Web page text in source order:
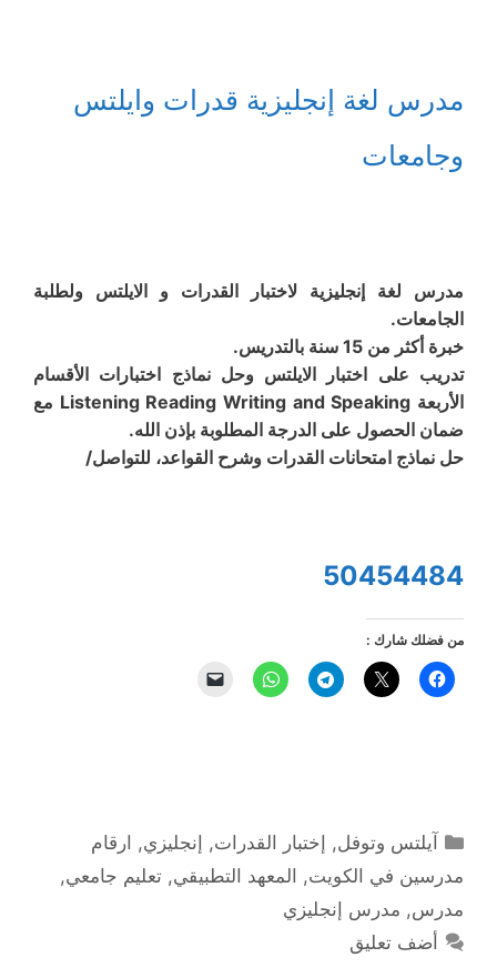
مدرس لغة إنجليزية قدرات وايلتس
وجامعات
مدرس لغة إنجليزية لاختبار القدرات و الايلتس ولطلبة
الجامعات.
خبرة أكثر من 15 سنة بالتدريس.
تدريب على اختبار الايلتس وحل نماذج اختبارات الأقسام
الأربعة Listening Reading Writing and Speaking مع
ضمان الحصول على الدرجة المطلوبة بإذن الله.
حل نماذج امتحانات القدرات وشرح القواعد، للتواصل/
50454484
من فضلك شارك :
التصنيفات
آيلتس وتوفل, إختبار القدرات, إنجليزي, ارقام
مدرسين في الكويت, المعهد التطبيقي, تعليم جامعي,
مدرس, مدرس إنجليزي
أضف تعليق